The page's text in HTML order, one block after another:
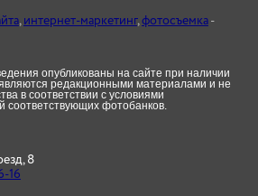
, интернет-маркетинг, фотосъемка -
опубликованы на сайте при наличии
редакционными материалами и не
в соответствии с условиями
фотобанков.
8
16